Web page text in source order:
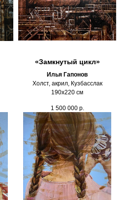
«Замкнутый цикл»
Илья Гапонов
Холст, акрил, Кузбасслак
190х220 см
1 500 000 р.